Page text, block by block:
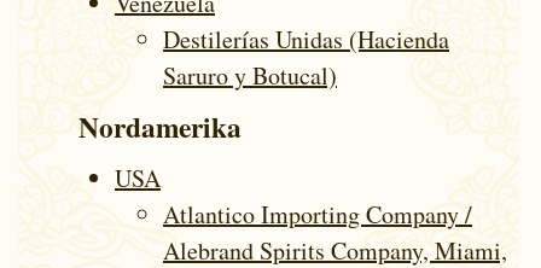
Destilerías Unidas (Hacienda
Saruro y Botucal)
Nordamerika
USA
Atlantico Importing Company /
Alebrand Spirits Company, Miami,